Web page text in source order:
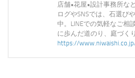
店舗•花屋•設計事務所な
ログやSNSでは、石選び
中。LINEでの気軽なご
に歩んだ道のり、庭づく
https://